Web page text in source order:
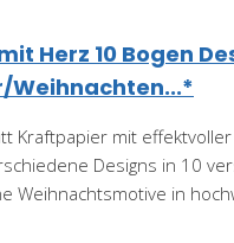
Herz 10 Bogen
Weihnachten...*
Kraftpapier mit
Designs in 10
Weihnachtsmotive in